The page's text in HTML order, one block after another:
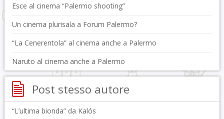
Esce al cinema “Palermo shooting”
Un cinema plurisala a Forum Palermo?
“La Cenerentola” al cinema anche a Palermo
Naruto al cinema anche a Palermo
Post stesso autore
“L’ultima bionda” da Kalós